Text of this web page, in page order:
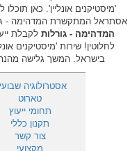
'מיסטיקנים אונליין'. כאן
אסתראל המתקשרת המדהימה -
המדהימה - גורלות לקבלת
לחלוטין! שירות 'מיסטיקנים
בישראל. המשך גלישה
אסטרולוגיה
טארוט
תחומי ייעוץ
תקנון כללי
צור קשר
מקצועי